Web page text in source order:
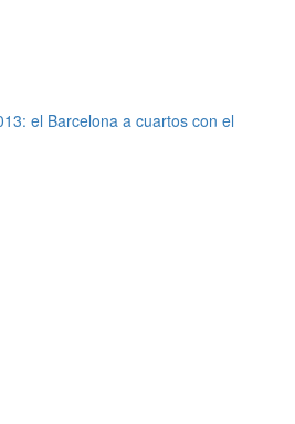
el Barcelona a cuartos con el